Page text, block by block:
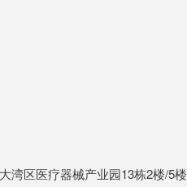
湾区医疗器械产业园13栋2楼/5楼